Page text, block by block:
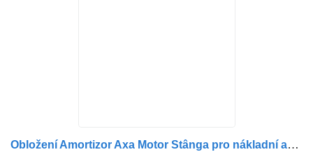
Obložení Amortizor Axa Motor Stânga pro nákladní auta MAN 81437016905/81437016100/81437026062/81437026150/81437026100